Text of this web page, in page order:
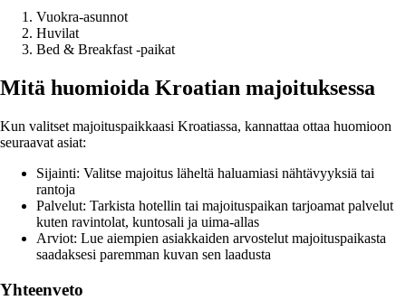
Vuokra-asunnot
Huvilat
Bed & Breakfast -paikat
Mitä huomioida Kroatian majoituksessa
Kun valitset majoituspaikkaasi Kroatiassa, kannattaa ottaa huomioon
seuraavat asiat:
Sijainti: Valitse majoitus läheltä haluamiasi nähtävyyksiä tai
rantoja
Palvelut: Tarkista hotellin tai majoituspaikan tarjoamat palvelut
kuten ravintolat, kuntosali ja uima-allas
Arviot: Lue aiempien asiakkaiden arvostelut majoituspaikasta
saadaksesi paremman kuvan sen laadusta
Yhteenveto